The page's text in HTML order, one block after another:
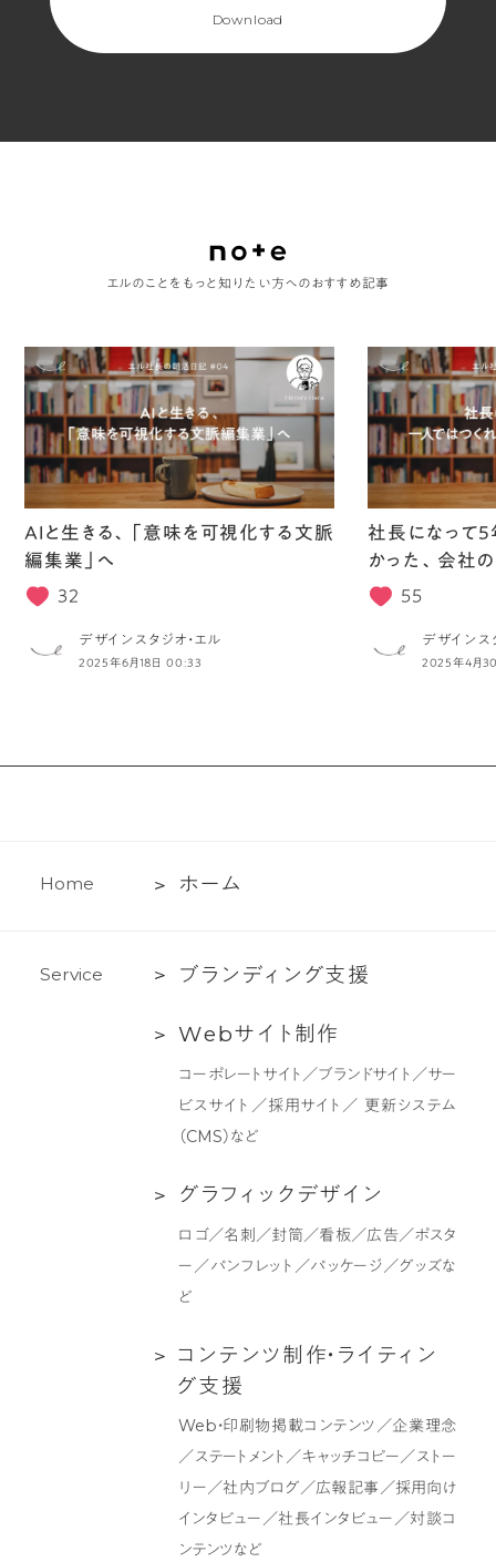
Download
エルのことをもっと知りたい方へのおすすめ記事
AIと生きる、「意味を可視化する文脈
編集業」へ
32
デザインスタジオ・エル
2025年6月18日 00:33
社長になって5
かった、会社
55
デザインス
2025年4月
Home
ホ
ホーム
Service
ブ
ン
支
ブラ ン ディ ン グ支援
Web
作
Webサ イ ト 制 作
コーポレートサイト／ブランドサイト／サー
ビスサイト／採用サイト／ 更新システム
（CMS）など
グ
ク
グラフ ィ ッ ク デザイ ン
ロゴ／名刺／封筒／看板／広告／ポスタ
ー／パンフレット／パッケージ／グッズな
ど
コ
作・
コ ン テ ン ツ制 作・ ラ イ ティ ン
グ支援
Web・印刷物掲載コンテンツ／企業理念
／ステートメント／キャッチコピー／ストー
リー／社内ブログ／広報記事／採用向け
インタビュー／社長インタビュー／対談コ
ンテンツなど